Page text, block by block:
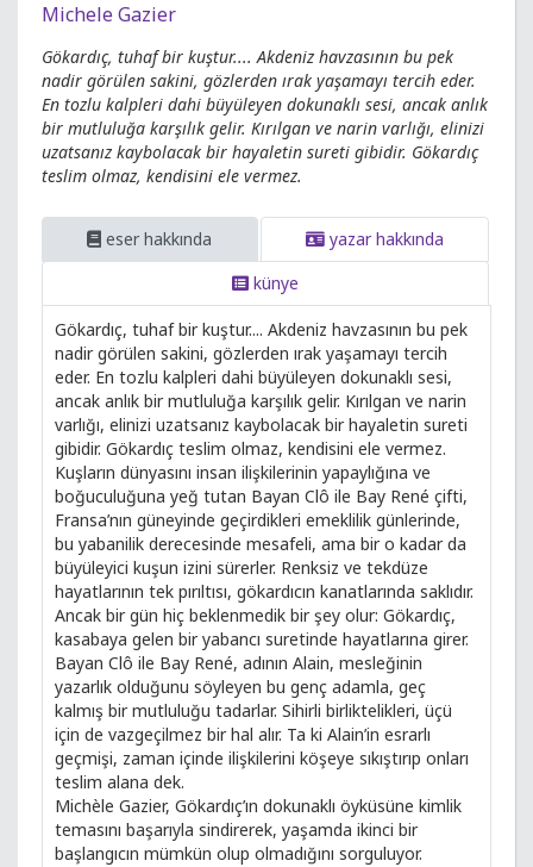
Michele Gazier
Gökardıç, tuhaf bir kuştur.... Akdeniz havzasının bu pek
nadir görülen sakini, gözlerden ırak yaşamayı tercih eder.
En tozlu kalpleri dahi büyüleyen dokunaklı sesi, ancak anlık
bir mutluluğa karşılık gelir. Kırılgan ve narin varlığı, elinizi
uzatsanız kaybolacak bir hayaletin sureti gibidir. Gökardıç
teslim olmaz, kendisini ele vermez.
eser hakkında
yazar hakkında
künye
Gökardıç, tuhaf bir kuştur.... Akdeniz havzasının bu pek
nadir görülen sakini, gözlerden ırak yaşamayı tercih
eder. En tozlu kalpleri dahi büyüleyen dokunaklı sesi,
ancak anlık bir mutluluğa karşılık gelir. Kırılgan ve narin
varlığı, elinizi uzatsanız kaybolacak bir hayaletin sureti
gibidir. Gökardıç teslim olmaz, kendisini ele vermez.
Kuşların dünyasını insan ilişkilerinin yapaylığına ve
boğuculuğuna yeğ tutan Bayan Clô ile Bay René çifti,
Fransa’nın güneyinde geçirdikleri emeklilik günlerinde,
bu yabanilik derecesinde mesafeli, ama bir o kadar da
büyüleyici kuşun izini sürerler. Renksiz ve tekdüze
hayatlarının tek pırıltısı, gökardıcın kanatlarında saklıdır.
Ancak bir gün hiç beklenmedik bir şey olur: Gökardıç,
kasabaya gelen bir yabancı suretinde hayatlarına girer.
Bayan Clô ile Bay René, adının Alain, mesleğinin
yazarlık olduğunu söyleyen bu genç adamla, geç
kalmış bir mutluluğu tadarlar. Sihirli birliktelikleri, üçü
için de vazgeçilmez bir hal alır. Ta ki Alain’in esrarlı
geçmişi, zaman içinde ilişkilerini köşeye sıkıştırıp onları
teslim alana dek.
Michèle Gazier, Gökardıç’ın dokunaklı öyküsüne kimlik
temasını başarıyla sindirerek, yaşamda ikinci bir
başlangıcın mümkün olup olmadığını sorguluyor.